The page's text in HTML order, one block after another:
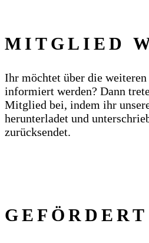
MITGLIED
Ihr möchtet über die
informiert werden? Dann
Mitglied bei, indem ihr
herunterladet und
zurücksendet.